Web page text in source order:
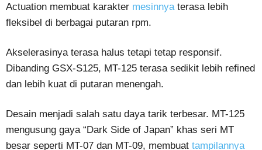
Actuation membuat karakter mesinnyaterasa lebih
fleksibel di berbagai putaran rpm.
Akselerasinya terasa halus tetapi tetap responsif.
Dibanding GSX-S125, MT-125 terasa sedikit lebih refined
dan lebih kuat di putaran menengah.
Desain menjadi salah satu daya tarik terbesar. MT-125
mengusung gaya “Dark Side of Japan” khas seri MT
besar seperti MT-07 dan MT-09, membuat tampilannya